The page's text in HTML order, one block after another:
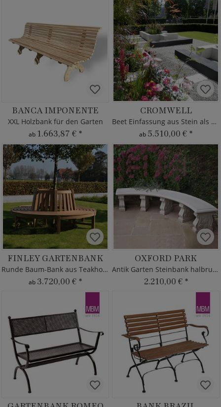
BANCA IMPONENTE
XXL Holzbank für den Garten
ab 1.663,87 € *
CROMWELL
Beet Einfassung aus Stein als Sitzbank
ab 5.510,00 € *
FINLEY GARTENBANK
Runde Baum-Bank aus Teakholz - modern
ab 3.720,00 € *
OXFORD PARK
Antik Garten Steinbank halbrund
2.210,00 € *